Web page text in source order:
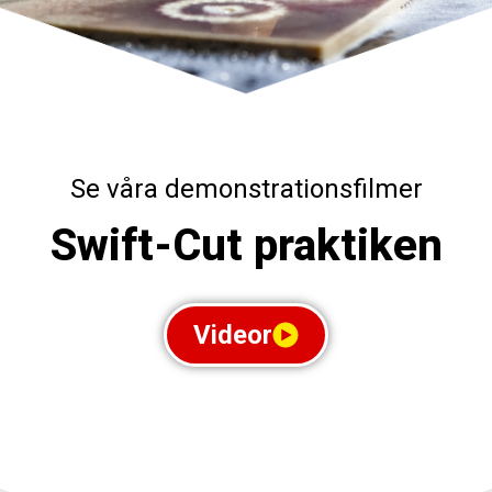
Se våra demonstrationsfilmer
Swift-Cut praktiken
Videor